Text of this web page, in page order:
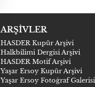
ARŞİVLER
HASDER Kupür Arşivi
Halkbilimi Dergisi Arşivi
HASDER Motif Arşivi
Yaşar Ersoy Kupür Arşivi
Yaşar Ersoy Fotoğraf Galerisi